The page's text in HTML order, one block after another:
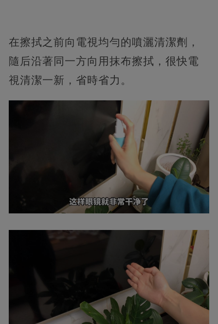
在擦拭之前向電視均勻的噴灑清潔劑，
隨后沿著同一方向用抹布擦拭，很快電
視清潔一新，省時省力。